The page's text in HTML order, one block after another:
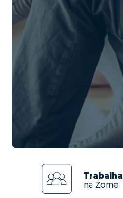
na Zome